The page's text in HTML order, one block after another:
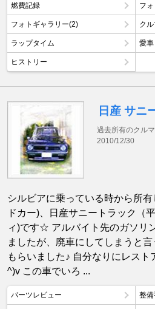
燃費記録 フ
フォトギャラリー(2) ク
ラップタイム 愛
ヒストリー
日産 サニ
過去所有のクルマ
2010/12/30
シルビアに乗っている時から所
ドカー)、日産サニートラック（
ィ)です☆ アルバイト先のガソリ
ましたが、廃車にしてしまうと
もらいました♪ 自分なりにレスト
^)v この車でいろ ...
パーツレビュー 整